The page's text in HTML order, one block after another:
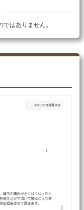
はありません。